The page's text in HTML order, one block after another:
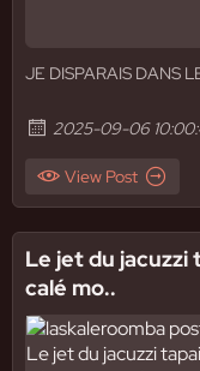
JE DISPARAIS DANS
2025-09-06
View Post
Le jet du jacuzzi
calé mo..